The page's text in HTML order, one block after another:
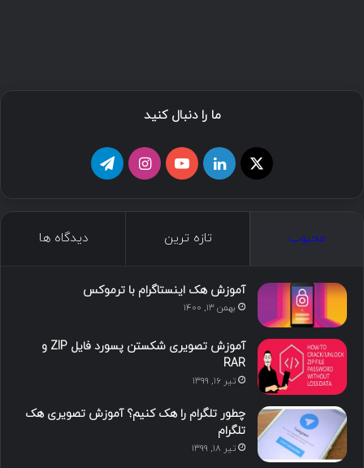
ما را دنبال کنید
محبوب تازه ترین دیدگاه ها
آموزش هک اینستاگرام با ترموکس
بهمن ۱۳, ۱۴۰۰
آموزش تصویری شکستن پسورد فایل ZIP و
RAR
تیر ۱۶, ۱۳۹۹
چطور تلگرام را هک کنیم؟ آموزش تصویری هک
تلگرام
تیر ۱۸, ۱۳۹۹